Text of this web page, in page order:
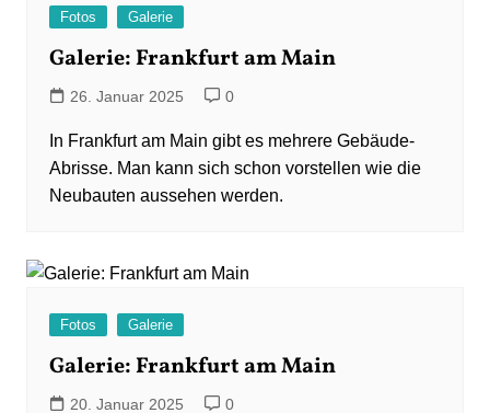
Fotos Galerie
Galerie: Frankfurt am Main
26. Januar 2025 0
In Frankfurt am Main gibt es mehrere Gebäude-
Abrisse. Man kann sich schon vorstellen wie die
Neubauten aussehen werden.
Fotos Galerie
Galerie: Frankfurt am Main
20. Januar 2025 0